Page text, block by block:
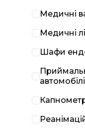
Медичні
Медичні
Шафи